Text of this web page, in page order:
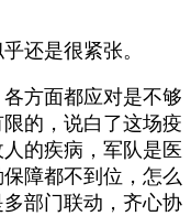
还是很紧张。
方面都应对是不够
的，说白了这场疫
的疾病，军队是医
障都不到位，怎么
部门联动，齐心协